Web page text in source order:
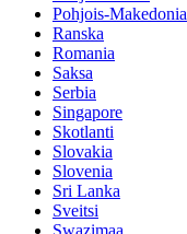
Pohjois-Makedonia
Ranska
Romania
Saksa
Serbia
Singapore
Skotlanti
Slovakia
Slovenia
Sri Lanka
Sveitsi
Swazimaa